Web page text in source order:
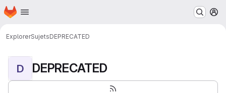
Passer au contenu principal
Page d'accueil
ExplorerSujetsDEPRECATED
D DEPRECATED